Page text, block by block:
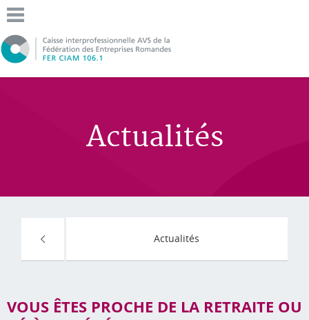
Actualités
Actualités
VOUS ÊTES PROCHE DE LA RETRAITE OU